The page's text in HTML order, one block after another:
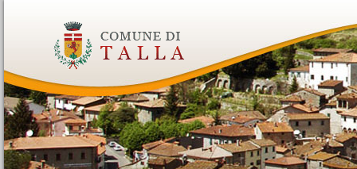
sulla
navigazione